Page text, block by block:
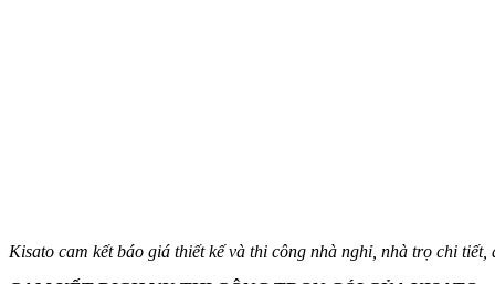
Kisato cam kết báo giá thiết kế và thi công nhà nghỉ, nhà trọ chi